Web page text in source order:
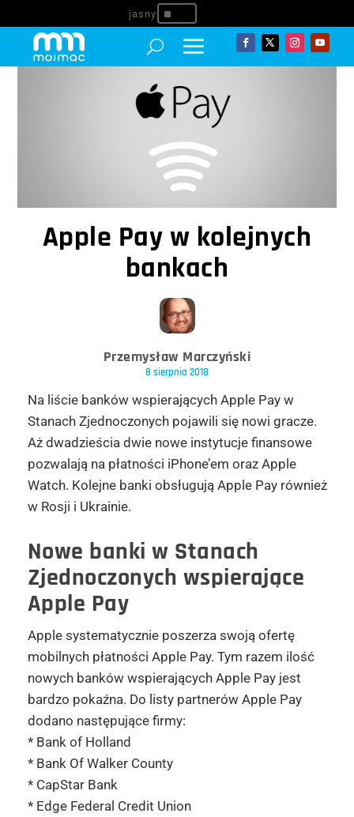
^
Apple Pay w kolejnych
bankach
Przemysław Marczyński
8 sierpnia 2018
Na liście banków wspierających Apple Pay w
Stanach Zjednoczonych pojawili się nowi gracze.
Aż dwadzieścia dwie nowe instytucje finansowe
pozwalają na płatności iPhone’em oraz Apple
Watch. Kolejne banki obsługują Apple Pay również
w Rosji i Ukrainie.
Nowe banki w Stanach
Zjednoczonych wspierające
Apple Pay
Apple systematycznie poszerza swoją ofertę
mobilnych płatności Apple Pay. Tym razem ilość
nowych banków wspierających Apple Pay jest
bardzo pokaźna. Do listy partnerów Apple Pay
dodano następujące firmy:
* Bank of Holland
* Bank Of Walker County
* CapStar Bank
* Edge Federal Credit Union